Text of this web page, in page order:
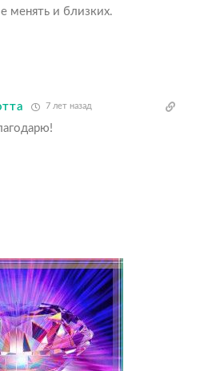
менять и близких.
7 лет назад